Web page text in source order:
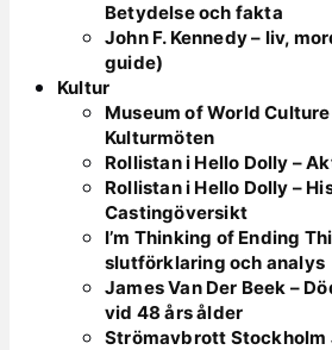
Betydelse och fakta
John F. Kennedy – liv,
guide)
Kultur
Museum of World
Kulturmöten
Rollistan i Hello Dolly –
Rollistan i Hello Dolly –
Castingöversikt
I’m Thinking of Ending
slutförklaring och analys
James Van Der Beek –
vid 48 års ålder
Strömavbrott Stockholm